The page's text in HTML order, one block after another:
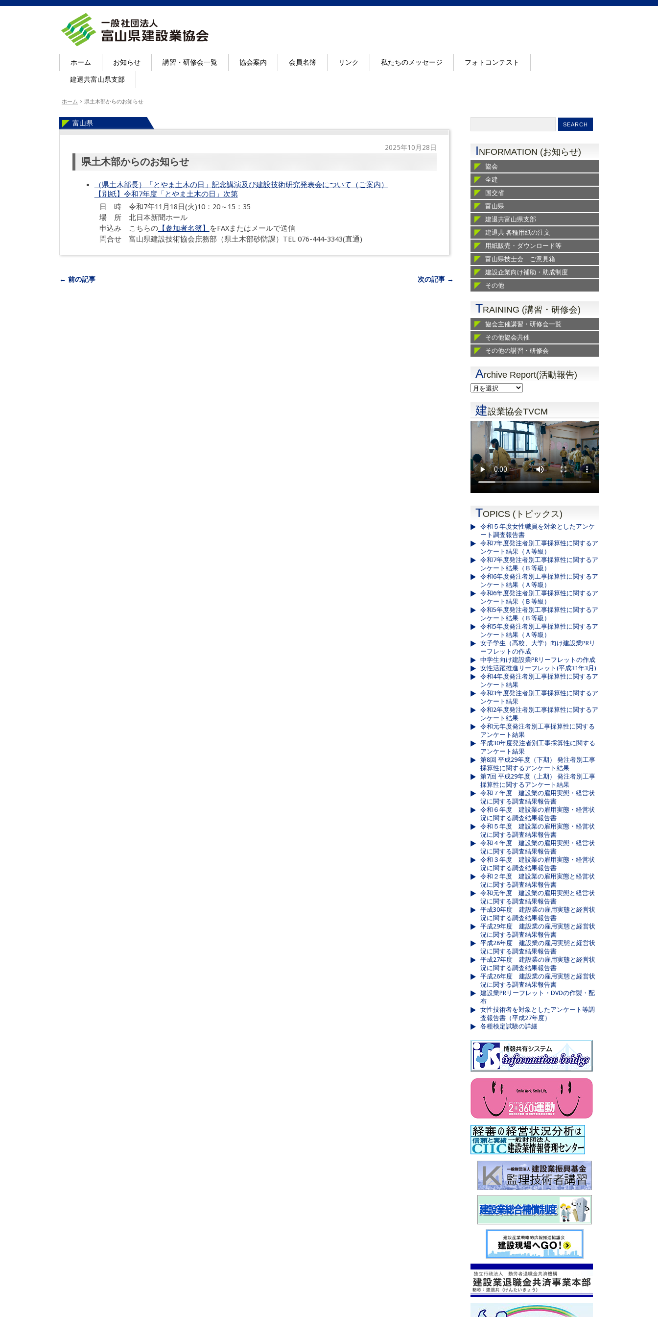
ホーム お知らせ 講習・研修会一覧 協会案内 会員名簿 リンク 私たちのメッセージ フォトコンテスト
建退共富山県支部
ホーム > 県土木部からのお知らせ
富山県
2025年10月28日
県土木部からのお知らせ
（県土木部長）「とやま土木の日」記念講演及び建設技術研究発表会について（ご案内）
【別紙】令和7年度「とやま土木の日」次第
日 時 令和7年11月18日(火)10：20～15：35
場 所 北日本新聞ホール
申込み こちらの【参加者名簿】
をFAXまたはメールで送信
問合せ 富山県建設技術協会庶務部（県土木部砂防課）TEL 076-444-3343(直通)
← 前の記事 次の記事 →
INFORMATION (お知らせ)
協会
全建
国交省
富山県
建退共富山県支部
建退共 各種用紙の注文
用紙販売・ダウンロード等
富山県技士会 ご意見箱
建設企業向け補助・助成制度
その他
TRAINING (講習・研修会)
協会主催講習・研修会一覧
その他協会共催
その他の講習・研修会
Archive Report(活動報告)
建設業協会TVCM
TOPICS (トピックス)
令和５年度女性職員を対象としたアンケ
ート調査報告書
令和7年度発注者別工事採算性に関するア
ンケート結果（Ａ等級）
令和7年度発注者別工事採算性に関するア
ンケート結果（Ｂ等級）
令和6年度発注者別工事採算性に関するア
ンケート結果（Ａ等級）
令和6年度発注者別工事採算性に関するア
ンケート結果（Ｂ等級）
令和5年度発注者別工事採算性に関するア
ンケート結果（Ｂ等級）
令和5年度発注者別工事採算性に関するア
ンケート結果（Ａ等級）
女子学生（高校、大学）向け建設業PRリ
ーフレットの作成
中学生向け建設業PRリーフレットの作成
女性活躍推進リーフレット(平成31年3月)
令和4年度発注者別工事採算性に関するア
ンケート結果
令和3年度発注者別工事採算性に関するア
ンケート結果
令和2年度発注者別工事採算性に関するア
ンケート結果
令和元年度発注者別工事採算性に関する
アンケート結果
平成30年度発注者別工事採算性に関する
アンケート結果
第8回 平成29年度（下期） 発注者別工事
採算性に関するアンケート結果
第7回 平成29年度（上期） 発注者別工事
採算性に関するアンケート結果
令和７年度 建設業の雇用実態・経営状
況に関する調査結果報告書
令和６年度 建設業の雇用実態・経営状
況に関する調査結果報告書
令和５年度 建設業の雇用実態・経営状
況に関する調査結果報告書
令和４年度 建設業の雇用実態・経営状
況に関する調査結果報告書
令和３年度 建設業の雇用実態・経営状
況に関する調査結果報告書
令和２年度 建設業の雇用実態と経営状
況に関する調査結果報告書
令和元年度 建設業の雇用実態と経営状
況に関する調査結果報告書
平成30年度 建設業の雇用実態と経営状
況に関する調査結果報告書
平成29年度 建設業の雇用実態と経営状
況に関する調査結果報告書
平成28年度 建設業の雇用実態と経営状
況に関する調査結果報告書
平成27年度 建設業の雇用実態と経営状
況に関する調査結果報告書
平成26年度 建設業の雇用実態と経営状
況に関する調査結果報告書
建設業PRリーフレット・DVDの作製・配
布
女性技術者を対象としたアンケート等調
査報告書（平成27年度）
各種検定試験の詳細